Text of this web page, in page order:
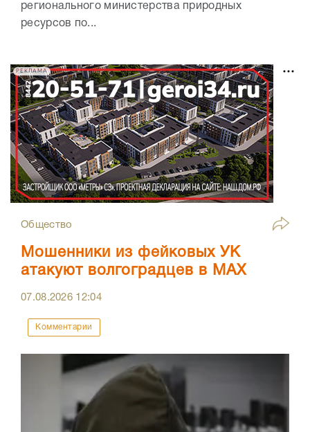
регионального министерства природных
ресурсов по...
РЕКЛАМА
Общество
Мошенники из фейковых УК
атакуют волгоградцев в МАХ
07.08.2026 12:04
Комментарии